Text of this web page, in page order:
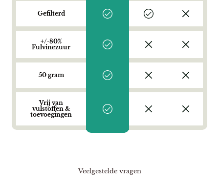
Gefilterd
+/-80%
Fulvinezuur
50 gram
Vrij van
vulstoffen &
toevoegingen
Veelgestelde vragen